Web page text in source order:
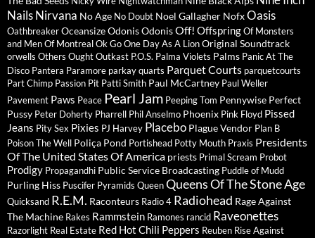
Nails Nirvana No Age No Doubt Noel Gallagher NofxOasis
OathbreakerOceansizeOdonis OdonisOff! OffspringOf Monsters
and MenOf MontrealOk GoOne Day As A LionOriginal Soundtrack
orwells Others OughtOutkast P.O.S. Palma Violets Palms Panic At The
Disco Pantera Paramore parkay quarts Parquet Courts parquetcourts
Part Chimp Passion Pit Patti Smith Paul McCartney Paul Weller
Pavement Paws Peace Pearl Jam Peeping Tom Pennywise Perfect
Pussy Peter Doherty Pharrell Phil Anselmo Phoenix Pink Floyd Pissed
Jeans Pity Sex Pixies PJ Harvey Placebo Plague Vendor Plan B
Poison The Well Poliça Pond Portishead Potty Mouth Praxis Presidents
Of The United States Of America priests Primal Scream Probot
Prodigy Propagandhi Public Service Broadcasting Puddle of Mudd
Purling Hiss Puscifer Pyramids QueenQueens Of The Stone Age
Quicksand R.E.M. Raconteurs Radio 4 Radiohead Rage Against
The Machine Rakes Rammstein Ramones rancid Raveonettes
Razorlight Real Estate Red Hot Chili Peppers Reuben Rise Against